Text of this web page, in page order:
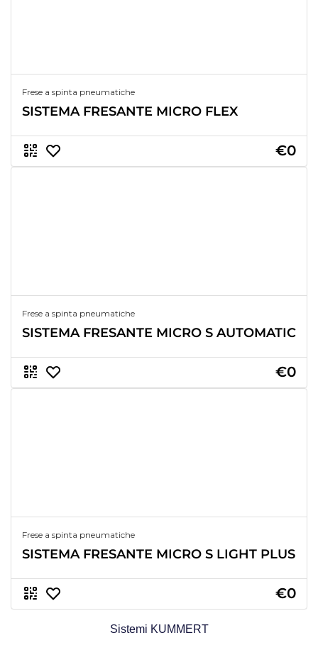
Frese a spinta pneumatiche
SISTEMA FRESANTE MICRO FLEX
€0
Frese a spinta pneumatiche
SISTEMA FRESANTE MICRO S AUTOMATIC
€0
Frese a spinta pneumatiche
SISTEMA FRESANTE MICRO S LIGHT PLUS
€0
Sistemi KUMMERT